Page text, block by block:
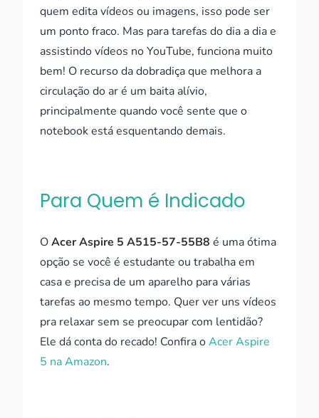
quem edita vídeos ou imagens, isso pode ser
um ponto fraco. Mas para tarefas do dia a dia e
assistindo vídeos no YouTube, funciona muito
bem! O recurso da dobradiça que melhora a
circulação do ar é um baita alívio,
principalmente quando você sente que o
notebook está esquentando demais.
Para Quem é Indicado
OAcer Aspire 5 A515-57-55B8 é uma ótima
opção se você é estudante ou trabalha em
casa e precisa de um aparelho para várias
tarefas ao mesmo tempo. Quer ver uns vídeos
pra relaxar sem se preocupar com lentidão?
Ele dá conta do recado! Confira oAcer Aspire
5 na Amazon.